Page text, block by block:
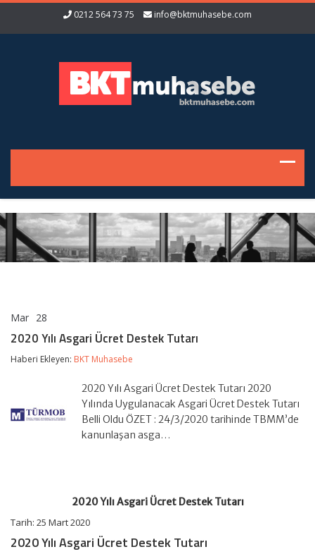
0212 564 73 75 info@bktmuhasebe.com
Mar 28
Asgari
Ücret
Destek
2020 Yılı Asgari Ücret Destek Tutarı
Haberi Ekleyen: BKT Muhasebe
2020 Yılı Asgari Ücret Destek Tutarı 2020
Yılında Uygulanacak Asgari Ücret Destek Tutarı
Belli Oldu ÖZET : 24/3/2020 tarihinde TBMM’de
kanunlaşan asga…
2020 Yılı Asgari Ücret Destek Tutarı
Tarih: 25 Mart 2020
2020 Yılı Asgari Ücret Destek Tutarı